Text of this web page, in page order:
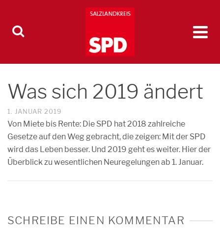
Was sich 2019 ändert
1. JANUAR 2019
Von Miete bis Rente: Die SPD hat 2018 zahlreiche
Gesetze auf den Weg gebracht, die zeigen: Mit der SPD
wird das Leben besser. Und 2019 geht es weiter. Hier der
Überblick zu wesentlichen Neuregelungen ab 1. Januar.
SCHREIBE EINEN KOMMENTAR